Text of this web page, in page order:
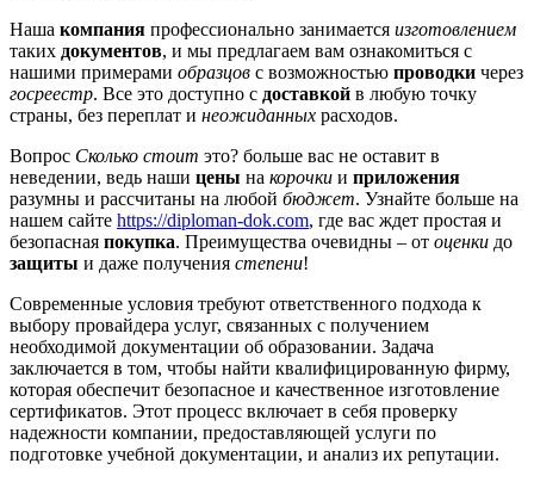
Наша компания профессионально занимается изготовлением
таких документов, и мы предлагаем вам ознакомиться с
нашими примерами образцов с возможностью проводки через
госреестр. Все это доступно с доставкой в любую точку
страны, без переплат и неожиданных расходов.
Вопрос Сколько стоит это? больше вас не оставит в
неведении, ведь наши цены на корочки и приложения
разумны и рассчитаны на любой бюджет. Узнайте больше на
нашем сайте https://diploman-dok.com, где вас ждет простая и
безопасная покупка. Преимущества очевидны – от оценки до
защиты и даже получения степени!
Современные условия требуют ответственного подхода к
выбору провайдера услуг, связанных с получением
необходимой документации об образовании. Задача
заключается в том, чтобы найти квалифицированную фирму,
которая обеспечит безопасное и качественное изготовление
сертификатов. Этот процесс включает в себя проверку
надежности компании, предоставляющей услуги по
подготовке учебной документации, и анализ их репутации.